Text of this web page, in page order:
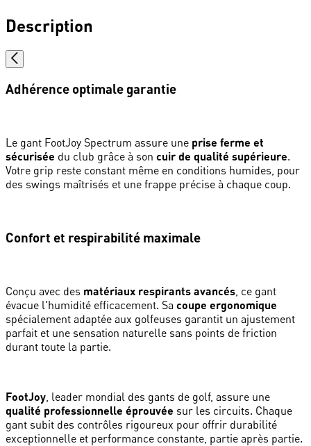
Description
Adhérence optimale garantie
Le gant FootJoy Spectrum assure une prise ferme et
sécurisée du club grâce à son cuir de qualité supérieure.
Votre grip reste constant même en conditions humides, pour
des swings maîtrisés et une frappe précise à chaque coup.
Confort et respirabilité maximale
Conçu avec des matériaux respirants avancés , ce gant
évacue l'humidité efficacement. Sa coupe ergonomique
spécialement adaptée aux golfeuses garantit un ajustement
parfait et une sensation naturelle sans points de friction
durant toute la partie.
FootJoy , leader mondial des gants de golf, assure une
qualité professionnelle éprouvée sur les circuits. Chaque
gant subit des contrôles rigoureux pour offrir durabilité
exceptionnelle et performance constante, partie après partie.